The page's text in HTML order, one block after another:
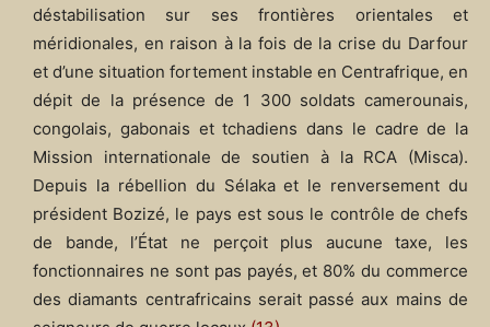
déstabilisation sur ses frontières orientales et
méridionales, en raison à la fois de la crise du Darfour
et d’une situation fortement instable en Centrafrique, en
dépit de la présence de 1 300 soldats camerounais,
congolais, gabonais et tchadiens dans le cadre de la
Mission internationale de soutien à la RCA (Misca).
Depuis la rébellion du Sélaka et le renversement du
président Bozizé, le pays est sous le contrôle de chefs
de bande, l’État ne perçoit plus aucune taxe, les
fonctionnaires ne sont pas payés, et 80% du commerce
des diamants centrafricains serait passé aux mains de